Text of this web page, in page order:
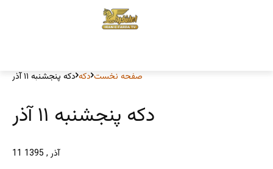
صفحه نخست دکه دکه پنجشنبه ۱۱ آذر
دکه پنجشنبه ۱۱ آذر
11 آذر , 1395